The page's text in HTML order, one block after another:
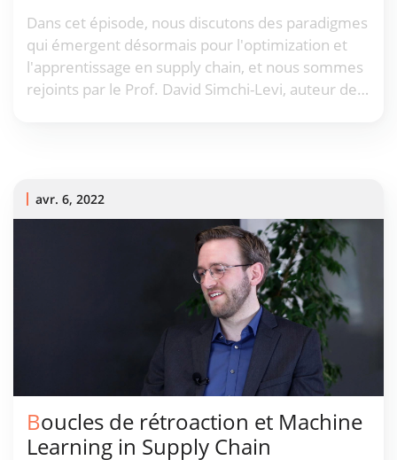
Dans cet épisode, nous discutons des paradigmes
qui émergent désormais pour l'optimization et
l'apprentissage en supply chain, et nous sommes
rejoints par le Prof. David Simchi-Levi, auteur de
avr. 6, 2022
Boucles de rétroaction et Machine
Learning in Supply Chain